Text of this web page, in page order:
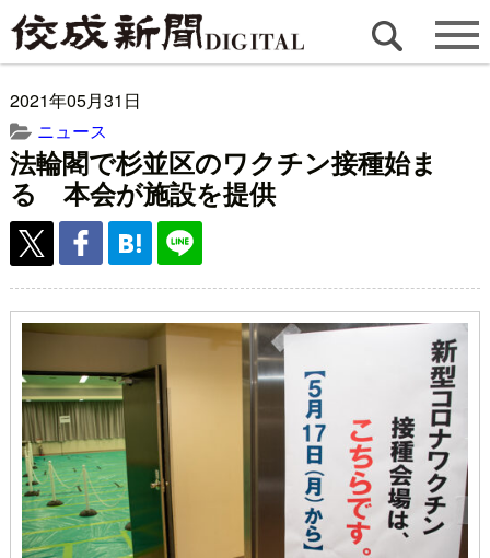
2021年05月31日
ニュース
法輪閣で杉並区のワクチン接種始ま
る 本会が施設を提供